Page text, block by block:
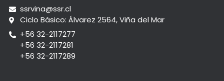
ssrvina@ssr.cl
Ciclo Básico: Álvarez 2564, Viña del Mar
+56 32-2117277
+56 32-2117281
+56 32-2117289